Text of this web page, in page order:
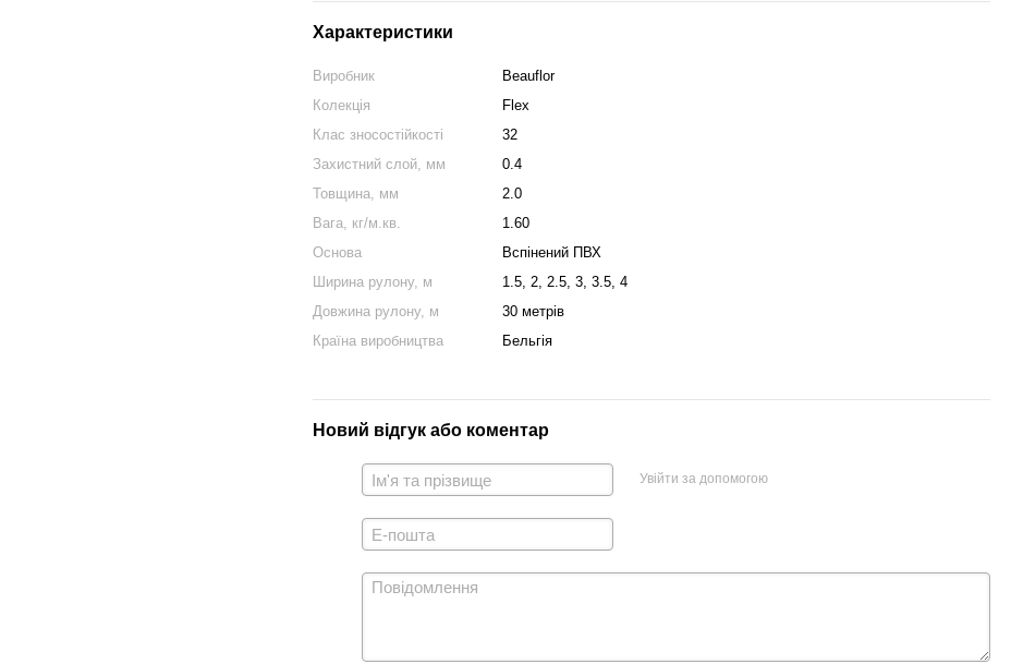
Характеристики
Виробник
Beauflor
Колекція
Flex
Клас зносостійкості
32
Захистний слой, мм
0.4
Товщина, мм
2.0
Вага, кг/м.кв.
1.60
Основа
Вспінений ПВХ
Ширина рулону, м
1.5, 2, 2.5, 3, 3.5, 4
Довжина рулону, м
30 метрів
Країна виробництва
Бельгія
Новий відгук або коментар
Увійти за допомогою